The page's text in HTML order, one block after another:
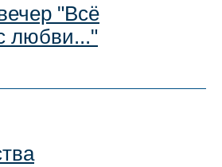
"Всё
любви..."